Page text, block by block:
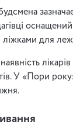
для
У «Пори